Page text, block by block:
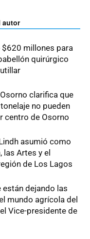
autor
millones para
quirúrgico
clarifica que
no pueden
centro de Osorno
asumió como
las Artes y el
de Los Lagos
están dejando las
mundo agrícola del
Vice-presidente de